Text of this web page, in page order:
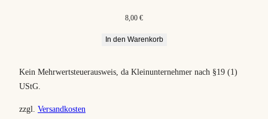
8,00 €
In den Warenkorb
Kein Mehrwertsteuerausweis, da Kleinunternehmer nach §19 (1)
UStG.
zzgl. Versandkosten